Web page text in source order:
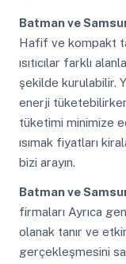
Batman ve
Hafif ve kompakt
ısıtıcılar farklı
şekilde kurulabilir.
enerji
tüketimi minimize
ısımak fiyatları
bizi arayın.
Batman ve
firmaları Ayrıca
olanak tanır ve
gerçekleşmesini